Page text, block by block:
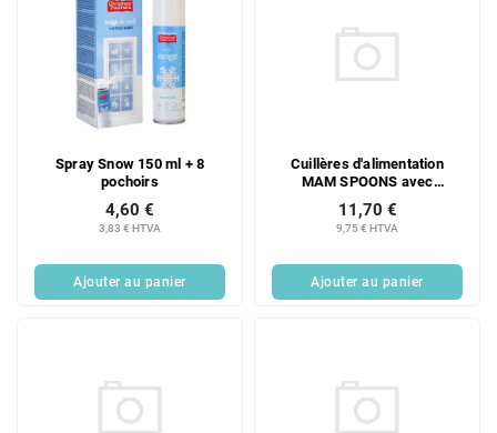
Spray Snow 150 ml + 8
pochoirs
3,83 € HTVA
4,60 €
Ajouter au panier
Cuillères d'alimentation
MAM SPOONS avec
bleues
9,75 € HTVA
11,70 €
Ajouter au panier